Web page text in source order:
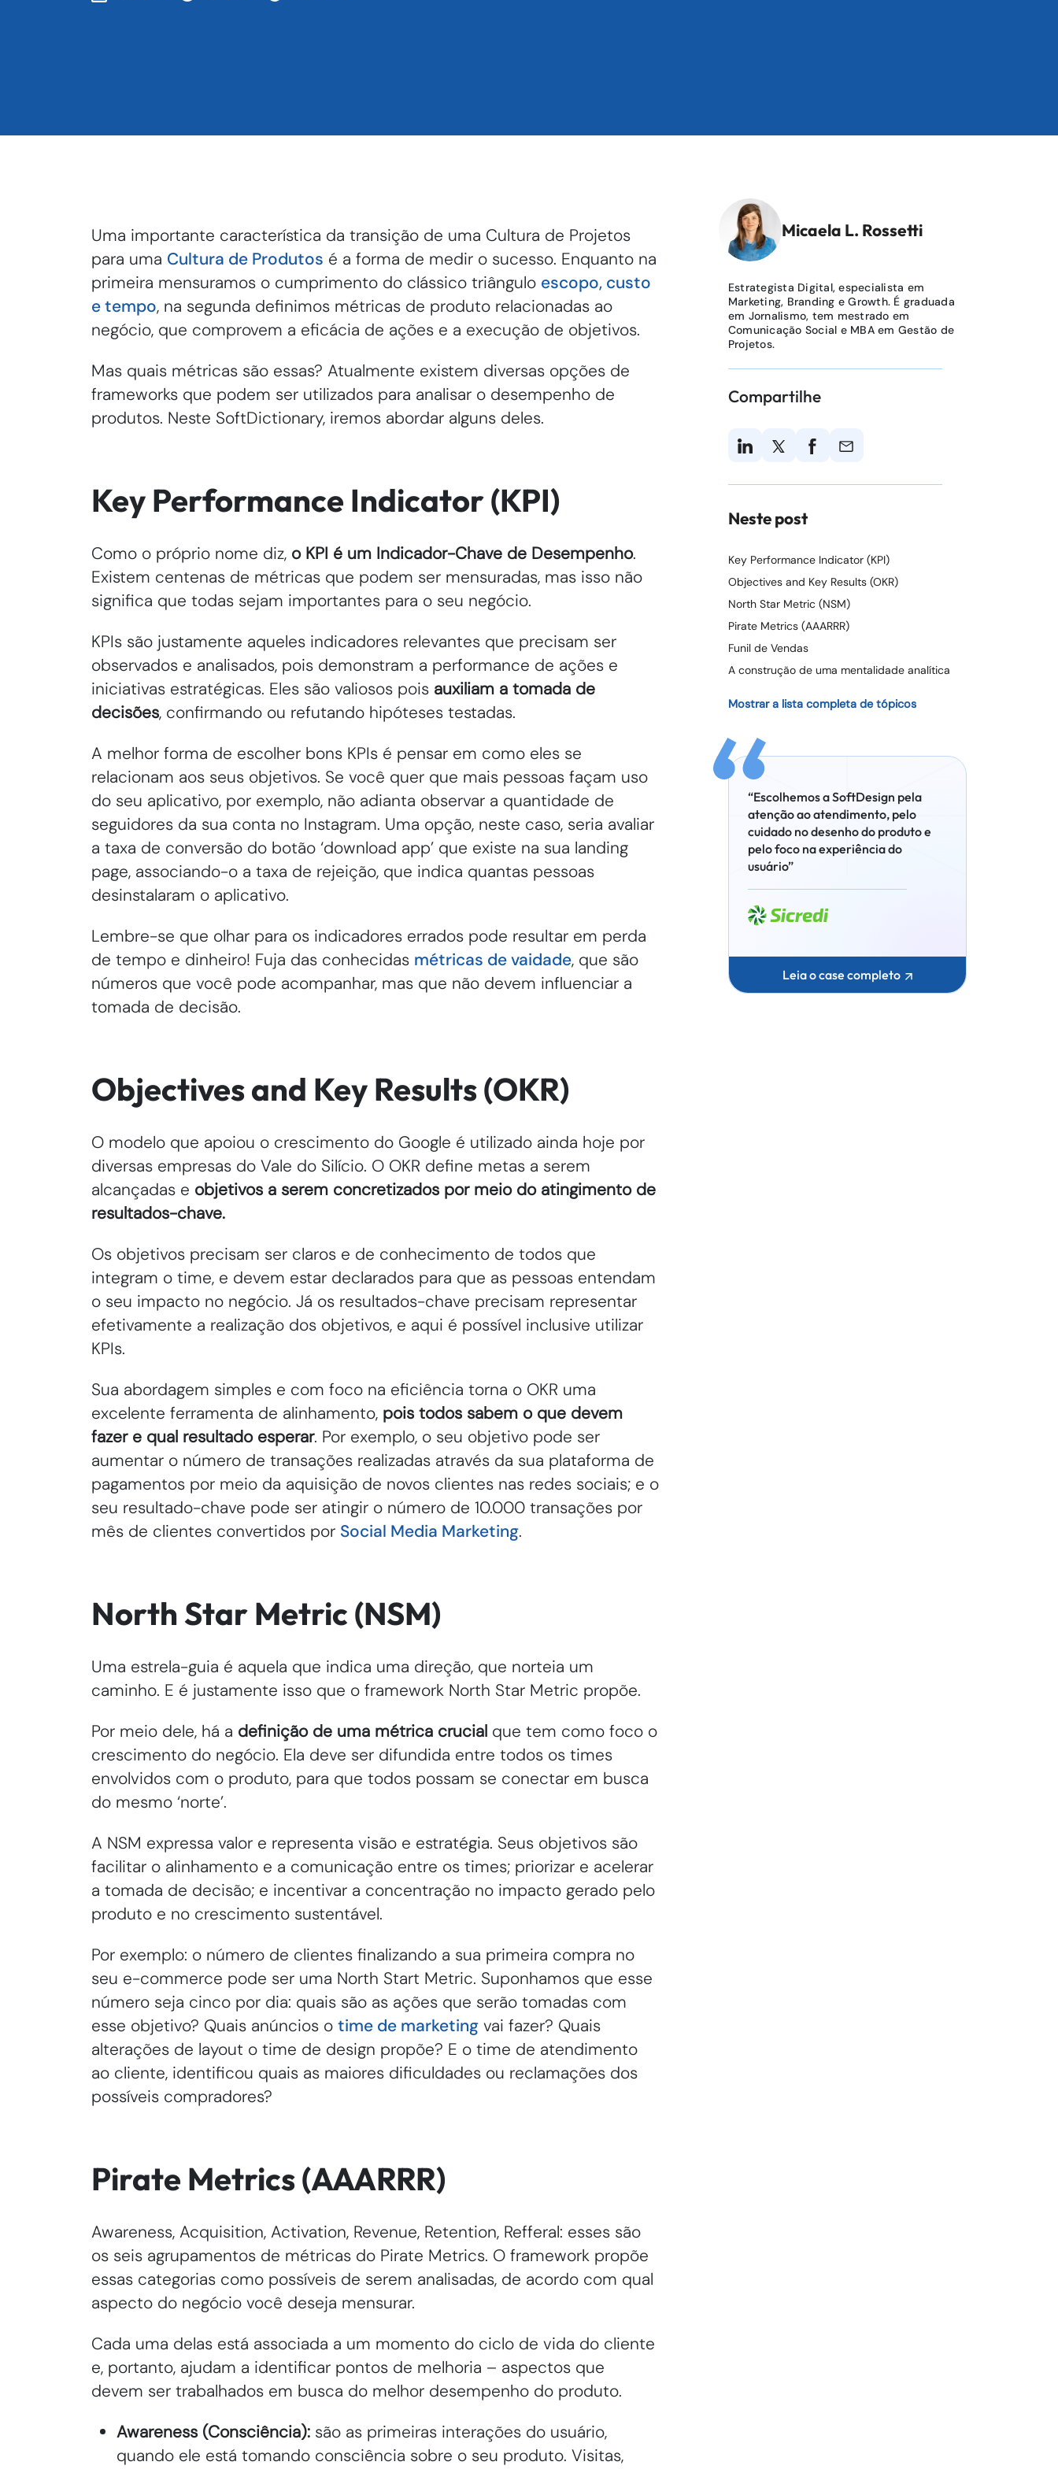
Uma importante característica da transição de uma Cultura de Projetos
para uma Cultura de Produtos é a forma de medir o sucesso. Enquanto na
primeira mensuramos o cumprimento do clássico triângulo escopo, custo
e tempo, na segunda definimos métricas de produto relacionadas ao
negócio, que comprovem a eficácia de ações e a execução de objetivos.
Mas quais métricas são essas? Atualmente existem diversas opções de
frameworks que podem ser utilizados para analisar o desempenho de
produtos. Neste SoftDictionary, iremos abordar alguns deles.
Key Performance Indicator (KPI)
Como o próprio nome diz, o KPI é um Indicador-Chave de Desempenho.
Existem centenas de métricas que podem ser mensuradas, mas isso não
significa que todas sejam importantes para o seu negócio.
KPIs são justamente aqueles indicadores relevantes que precisam ser
observados e analisados, pois demonstram a performance de ações e
iniciativas estratégicas. Eles são valiosos pois auxiliam a tomada de
decisões, confirmando ou refutando hipóteses testadas.
A melhor forma de escolher bons KPIs é pensar em como eles se
relacionam aos seus objetivos. Se você quer que mais pessoas façam uso
do seu aplicativo, por exemplo, não adianta observar a quantidade de
seguidores da sua conta no Instagram. Uma opção, neste caso, seria avaliar
a taxa de conversão do botão ‘download app’ que existe na sua landing
page, associando-o a taxa de rejeição, que indica quantas pessoas
desinstalaram o aplicativo.
Lembre-se que olhar para os indicadores errados pode resultar em perda
de tempo e dinheiro! Fuja das conhecidas métricas de vaidade, que são
números que você pode acompanhar, mas que não devem influenciar a
tomada de decisão.
Objectives and Key Results (OKR)
O modelo que apoiou o crescimento do Google é utilizado ainda hoje por
diversas empresas do Vale do Silício. O OKR define metas a serem
alcançadas e objetivos a serem concretizados por meio do atingimento de
resultados-chave.
Os objetivos precisam ser claros e de conhecimento de todos que
integram o time, e devem estar declarados para que as pessoas entendam
o seu impacto no negócio. Já os resultados-chave precisam representar
efetivamente a realização dos objetivos, e aqui é possível inclusive utilizar
KPIs.
Sua abordagem simples e com foco na eficiência torna o OKR uma
excelente ferramenta de alinhamento, pois todos sabem o que devem
fazer e qual resultado esperar. Por exemplo, o seu objetivo pode ser
aumentar o número de transações realizadas através da sua plataforma de
pagamentos por meio da aquisição de novos clientes nas redes sociais; e o
seu resultado-chave pode ser atingir o número de 10.000 transações por
mês de clientes convertidos por Social Media Marketing.
North Star Metric (NSM)
Uma estrela-guia é aquela que indica uma direção, que norteia um
caminho. E é justamente isso que o framework North Star Metric propõe.
Por meio dele, há a definição de uma métrica crucial que tem como foco o
crescimento do negócio. Ela deve ser difundida entre todos os times
envolvidos com o produto, para que todos possam se conectar em busca
do mesmo ‘norte’.
A NSM expressa valor e representa visão e estratégia. Seus objetivos são
facilitar o alinhamento e a comunicação entre os times; priorizar e acelerar
a tomada de decisão; e incentivar a concentração no impacto gerado pelo
produto e no crescimento sustentável.
Por exemplo: o número de clientes finalizando a sua primeira compra no
seu e-commerce pode ser uma North Start Metric. Suponhamos que esse
número seja cinco por dia: quais são as ações que serão tomadas com
esse objetivo? Quais anúncios o time de marketing vai fazer? Quais
alterações de layout o time de design propõe? E o time de atendimento
ao cliente, identificou quais as maiores dificuldades ou reclamações dos
possíveis compradores?
Pirate Metrics (AAARRR)
Awareness, Acquisition, Activation, Revenue, Retention, Refferal: esses são
os seis agrupamentos de métricas do Pirate Metrics. O framework propõe
essas categorias como possíveis de serem analisadas, de acordo com qual
aspecto do negócio você deseja mensurar.
Cada uma delas está associada a um momento do ciclo de vida do cliente
e, portanto, ajudam a identificar pontos de melhoria – aspectos que
devem ser trabalhados em busca do melhor desempenho do produto.
Awareness (Consciência): são as primeiras interações do usuário,
quando ele está tomando consciência sobre o seu produto. Visitas,
Micaela L. Rossetti
Estrategista Digital, especialista em
Marketing, Branding e Growth. É graduada
em Jornalismo, tem mestrado em
Comunicação Social e MBA em Gestão de
Projetos.
Compartilhe
Neste post
Key Performance Indicator (KPI)
Objectives and Key Results (OKR)
North Star Metric (NSM)
Pirate Metrics (AAARRR)
Funil de Vendas
A construção de uma mentalidade analítica
Mostrar a lista completa de tópicos
“Escolhemos a SoftDesign pela
atenção ao atendimento, pelo
cuidado no desenho do produto e
pelo foco na experiência do
usuário”
Leia o case completo